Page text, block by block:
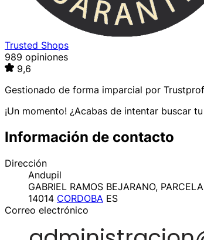
Trusted Shops
989 opiniones
9,6
Gestionado de forma imparcial por
¡Un momento! ¿Acabas de intentar buscar
Información de contacto
Dirección
Andupil
GABRIEL RAMOS BEJARANO,
14014 CORDOBA ES
Correo electrónico